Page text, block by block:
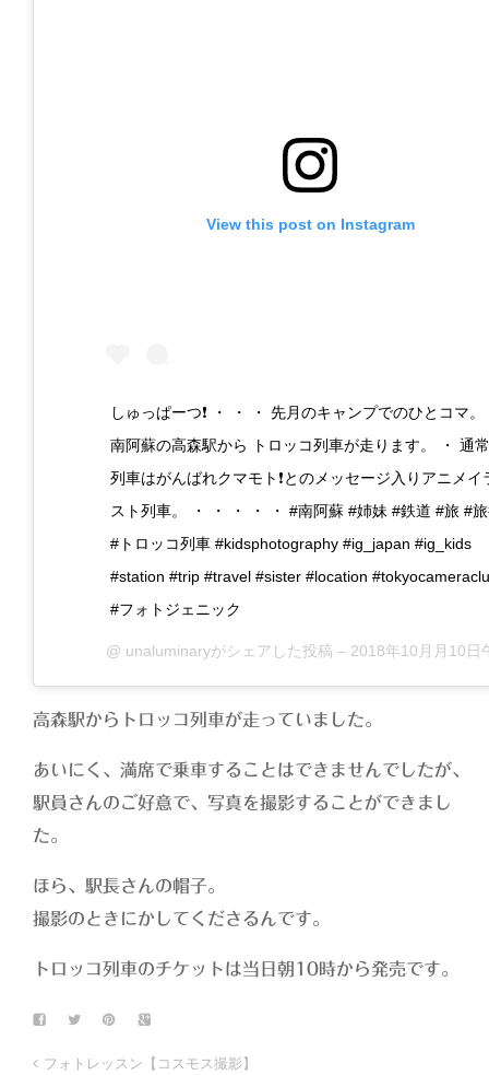
View this post on Instagram
しゅっぱーつ❗️ ・ ・ ・ 先月のキャンプでのひとコマ。
南阿蘇の高森駅から トロッコ列車が走ります。 ・ 通
列車はがんばれクマモト❗️とのメッセージ入りアニメイ
スト列車。 ・ ・ ・ ・ ・ #南阿蘇 #姉妹 #鉄道 #旅 #
#トロッコ列車 #kidsphotography #ig_japan #ig_kids
#station #trip #travel #sister #location
#フォトジェニック
@ unaluminaryがシェアした投稿 – 2018年10月月10日午後10時15分
高森駅からトロッコ列車が走っていました。
あいにく、満席で乗車することはできませんでしたが、
駅員さんのご好意で、写真を撮影することができまし
た。
ほら、駅長さんの帽子。
撮影のときにかしてくださるんです。
トロッコ列車のチケットは当日朝10時から発売です。
フォトレッスン【コスモス撮影】